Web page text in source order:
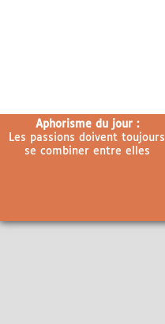
Aphorisme du jour :
Les passions doivent toujours
se combiner entre elles